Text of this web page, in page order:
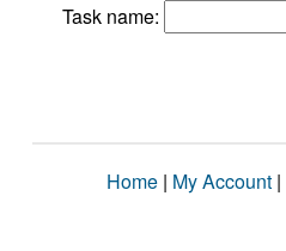
Task name:
Home | My Account |